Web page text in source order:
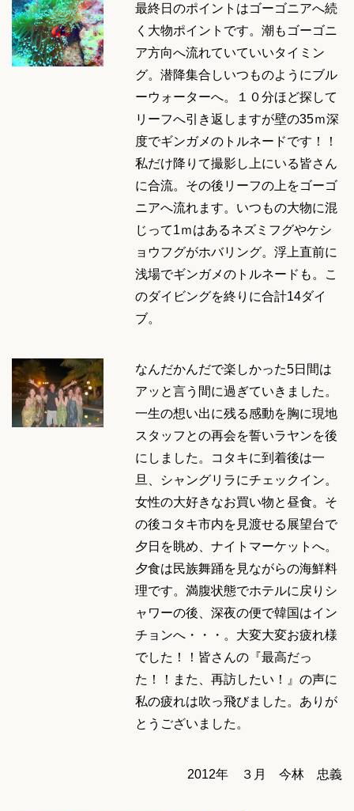
最終日のポイントはゴーゴニアへ続
く大物ポイントです。潮もゴーゴニ
ア方向へ流れていていいタイミン
グ。潜降集合しいつものようにブル
ーウォーターへ。１０分ほど探して
リーフへ引き返しますが壁の35ｍ深
度でギンガメのトルネードです！！
私だけ降りて撮影し上にいる皆さん
に合流。その後リーフの上をゴーゴ
ニアへ流れます。いつもの大物に混
じって1ｍはあるネズミフグやケシ
ョウフグがホバリング。浮上直前に
浅場でギンガメのトルネードも。こ
のダイビングを終りに合計14ダイ
ブ。
なんだかんだで楽しかった5日間は
アッと言う間に過ぎていきました。
一生の想い出に残る感動を胸に現地
スタッフとの再会を誓いラヤンを後
にしました。コタキに到着後は一
旦、シャングリラにチェックイン。
女性の大好きなお買い物と昼食。そ
の後コタキ市内を見渡せる展望台で
夕日を眺め、ナイトマーケットへ。
夕食は民族舞踊を見ながらの海鮮料
理です。満腹状態でホテルに戻りシ
ャワーの後、深夜の便で韓国はイン
チョンへ・・・。大変大変お疲れ様
でした！！皆さんの『最高だっ
た！！また、再訪したい！』の声に
私の疲れは吹っ飛びました。ありが
とうございました。
2012年 ３月 今林 忠義